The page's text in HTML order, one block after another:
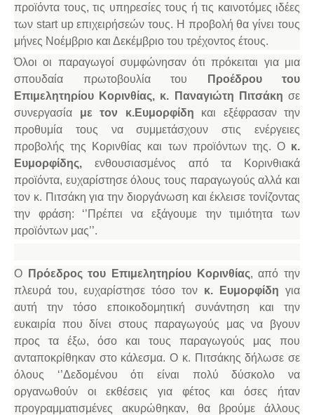
προϊόντα τους, τις υπηρεσίες τους ή τις καινοτόμες ιδέες
των start up επιχειρήσεών τους. Η προβολή θα γίνει τους
μήνες Νοέμβριο και Δεκέμβριο του τρέχοντος έτους.
Όλοι οι παραγωγοί συμφώνησαν ότι πρόκειται για μια
σπουδαία πρωτοβουλία του
Προέδρου του
Επιμελητηρίου Κορινθίας, κ. Παναγιώτη Πιτσάκη σε
συνεργασία με τον κ.Ευμορφίδη και εξέφρασαν την
προθυμία τους να συμμετάσχουν στις ενέργειες
προβολής της Κορινθίας και των προϊόντων της. Ο κ.
Ευμορφίδης, ενθουσιασμένος από τα Κορινθιακά
προϊόντα, ευχαρίστησε όλους τους παραγωγούς αλλά και
τον κ. Πιτσάκη για την διοργάνωση και έκλεισε τονίζοντας
την φράση: ‘’Πρέπει να εξάγουμε την τιμιότητα των
προϊόντων μας’’.
Ο Πρόεδρος του Επιμελητηρίου Κορινθίας, από την
πλευρά του, ευχαρίστησε τόσο τον κ. Ευμορφίδη για
αυτή την τόσο εποικοδομητική συνάντηση και την
ευκαιρία που δίνει στους παραγωγούς μας να βγουν
προς τα έξω, όσο και τους παραγωγούς μας που
ανταποκρίθηκαν στο κάλεσμα. Ο κ. Πιτσάκης δήλωσε σε
όλους ‘’Δεδομένου ότι είναι πολύ δύσκολο να
οργανωθούν οι εκθέσεις για φέτος και όσες ήταν
προγραμματισμένες ακυρώθηκαν, θα βρούμε άλλους